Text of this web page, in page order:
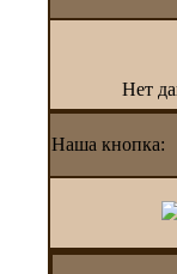
Нет
Наша кнопка: